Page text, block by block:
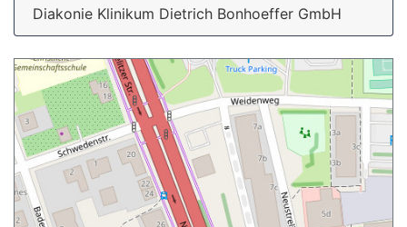
Diakonie Klinikum Dietrich Bonhoeffer GmbH